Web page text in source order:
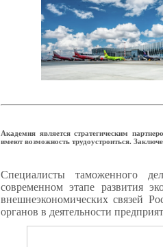
Академия является стратегическим
имеют возможность трудоустроиться.
Специалисты таможенного
современном этапе развития
внешнеэкономических связей
органов в деятельности